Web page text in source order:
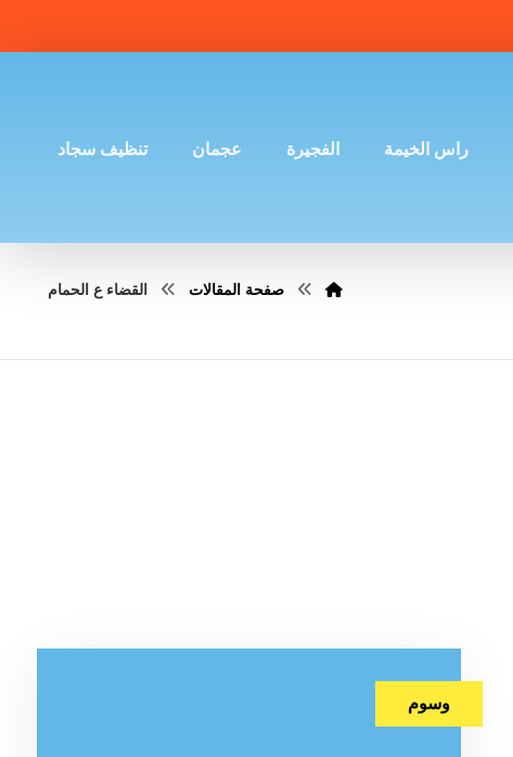
راس الخيمة الفجيرة عجمان تنظيف سجاد
صفحة المقالات القضاء ع الحمام
وسوم